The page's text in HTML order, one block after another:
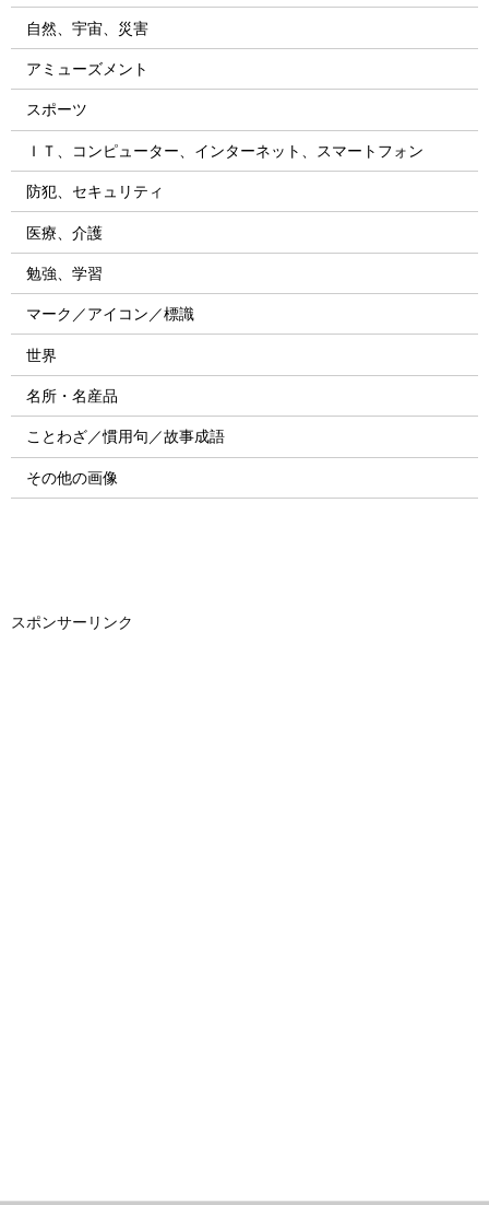
自然、宇宙、災害
アミューズメント
スポーツ
ＩＴ、コンピューター、インターネット、スマートフォン
防犯、セキュリティ
医療、介護
勉強、学習
マーク／アイコン／標識
世界
名所・名産品
ことわざ／慣用句／故事成語
その他の画像
スポンサーリンク